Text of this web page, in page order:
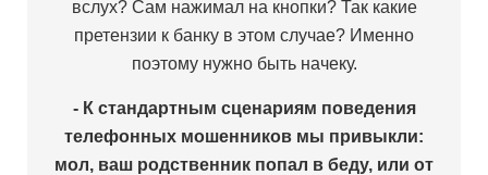
вслух? Сам нажимал на кнопки? Так какие
претензии к банку в этом случае? Именно
поэтому нужно быть начеку.
- К стандартным сценариям поведения
телефонных мошенников мы привыкли:
мол, ваш родственник попал в беду, или от